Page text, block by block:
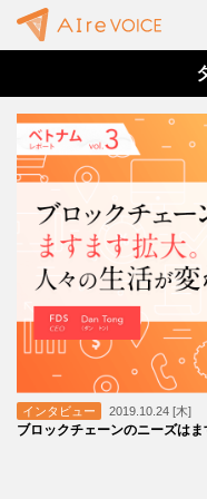
インタビュー 2019.10.24 [木]
ブロックチェーンのニーズは